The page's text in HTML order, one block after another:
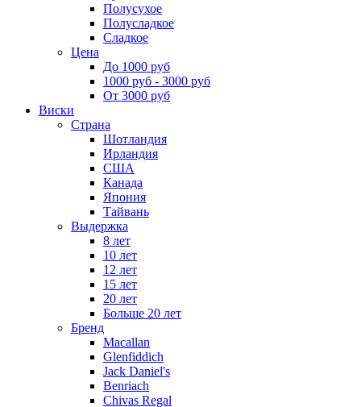
Полусухое
Полусладкое
Сладкое
Цена
До 1000 руб
1000 руб - 3000 руб
От 3000 руб
Виски
Страна
Шотландия
Ирландия
США
Канада
Япония
Тайвань
Выдержка
8 лет
10 лет
12 лет
15 лет
20 лет
Больше 20 лет
Бренд
Macallan
Glenfiddich
Jack Daniel's
Benriach
Chivas Regal